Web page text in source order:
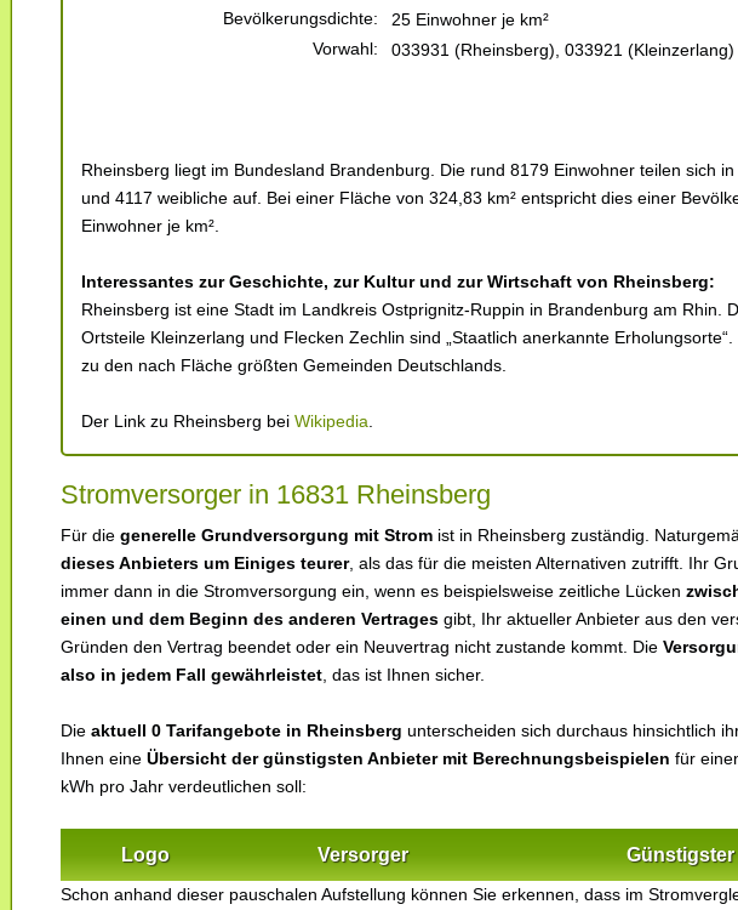
Bevölkerungsdichte:
25 Einwohner je km²
Vorwahl:
033931 (Rheinsberg), 033921 (Kleinzerlang)
Rheinsberg liegt im Bundesland Brandenburg. Die rund 8179 Einwohner teilen sich
und 4117 weibliche auf. Bei einer Fläche von 324,83 km² entspricht dies einer
Einwohner je km².
Interessantes zur Geschichte, zur Kultur und zur Wirtschaft von Rheinsberg:
Rheinsberg ist eine Stadt im Landkreis Ostprignitz-Ruppin in Brandenburg am Rhin.
Ortsteile Kleinzerlang und Flecken Zechlin sind „Staatlich anerkannte
zu den nach Fläche größten Gemeinden Deutschlands.
Der Link zu Rheinsberg bei Wikipedia
Stromversorger in 16831 Rheinsberg
Für die generelle Grundversorgung mit Strom ist in Rheinsberg zuständig.
dieses Anbieters um Einiges teurer, als das für die meisten Alternativen zutrifft. Ihr
immer dann in die Stromversorgung ein, wenn es beispielsweise zeitliche Lücken
einen und dem Beginn des anderen Vertrages gibt, Ihr aktueller Anbieter aus den
Gründen den Vertrag beendet oder ein Neuvertrag nicht zustande kommt. Die
also in jedem Fall gewährleistet , das ist Ihnen sicher.
Die aktuell 0 Tarifangebote in Rheinsberg unterscheiden sich durchaus hinsichtlich
Ihnen eine Übersicht der günstigsten Anbieter mit Berechnungsbeispielen für
kWh pro Jahr verdeutlichen soll:
Logo Versorger Günstigster
Schon anhand dieser pauschalen Aufstellung können Sie erkennen, dass im